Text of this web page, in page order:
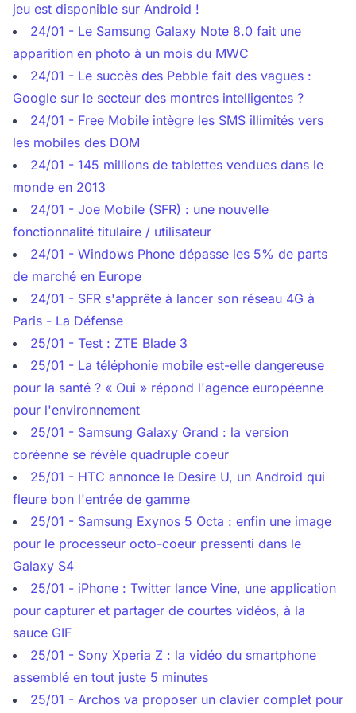
jeu est disponible sur Android !
24/01 - Le Samsung Galaxy Note 8.0 fait une
apparition en photo à un mois du MWC
24/01 - Le succès des Pebble fait des vagues :
Google sur le secteur des montres intelligentes ?
24/01 - Free Mobile intègre les SMS illimités vers
les mobiles des DOM
24/01 - 145 millions de tablettes vendues dans le
monde en 2013
24/01 - Joe Mobile (SFR) : une nouvelle
fonctionnalité titulaire / utilisateur
24/01 - Windows Phone dépasse les 5% de parts
de marché en Europe
24/01 - SFR s'apprête à lancer son réseau 4G à
Paris - La Défense
25/01 - Test : ZTE Blade 3
25/01 - La téléphonie mobile est-elle dangereuse
pour la santé ? « Oui » répond l'agence européenne
pour l'environnement
25/01 - Samsung Galaxy Grand : la version
coréenne se révèle quadruple coeur
25/01 - HTC annonce le Desire U, un Android qui
fleure bon l'entrée de gamme
25/01 - Samsung Exynos 5 Octa : enfin une image
pour le processeur octo-coeur pressenti dans le
Galaxy S4
25/01 - iPhone : Twitter lance Vine, une application
pour capturer et partager de courtes vidéos, à la
sauce GIF
25/01 - Sony Xperia Z : la vidéo du smartphone
assemblé en tout juste 5 minutes
25/01 - Archos va proposer un clavier complet pour